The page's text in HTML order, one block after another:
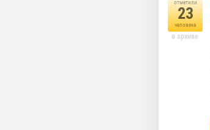
отметили
23
человека
в архиве